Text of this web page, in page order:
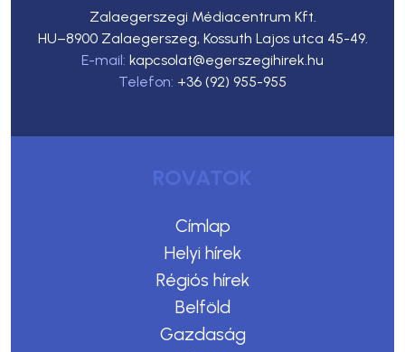
Zalaegerszegi Médiacentrum Kft.
HU–8900 Zalaegerszeg, Kossuth Lajos utca 45-49.
E-mail: kapcsolat@egerszegihirek.hu
Telefon: +36 (92) 955-955
ROVATOK
Címlap
Helyi hírek
Régiós hírek
Belföld
Gazdaság